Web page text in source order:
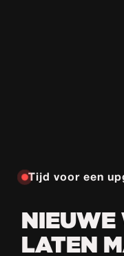
Tijd voor een
LATEN